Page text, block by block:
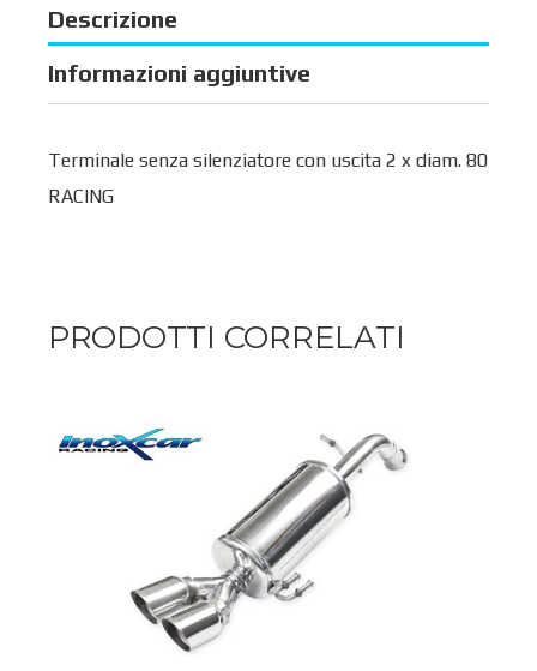
Descrizione
Informazioni aggiuntive
Terminale senza silenziatore con uscita 2 x diam. 80
RACING
PRODOTTI CORRELATI